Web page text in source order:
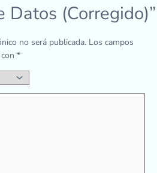
Datos (Corregido)”
no será publicada. Los campos
*